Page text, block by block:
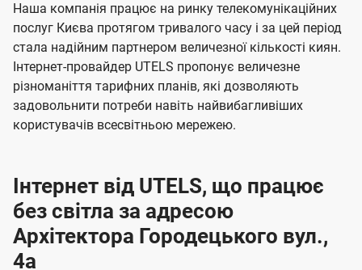
Наша компанія працює на ринку телекомунікаційних
послуг Києва протягом тривалого часу і за цей період
стала надійним партнером величезної кількості киян.
Інтернет-провайдер UTELS пропонує величезне
різноманіття тарифних планів, які дозволяють
задовольнити потреби навіть найвибагливіших
користувачів всесвітньою мережею.
Інтернет від UTELS, що працює
без світла за адресою
Архітектора Городецького вул.,
4а